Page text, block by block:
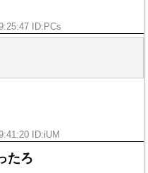
ID:PCs
ID:iUM
たろ